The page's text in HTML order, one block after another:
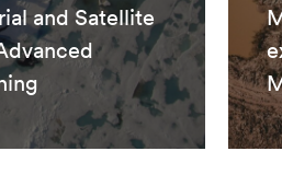
and Satellite